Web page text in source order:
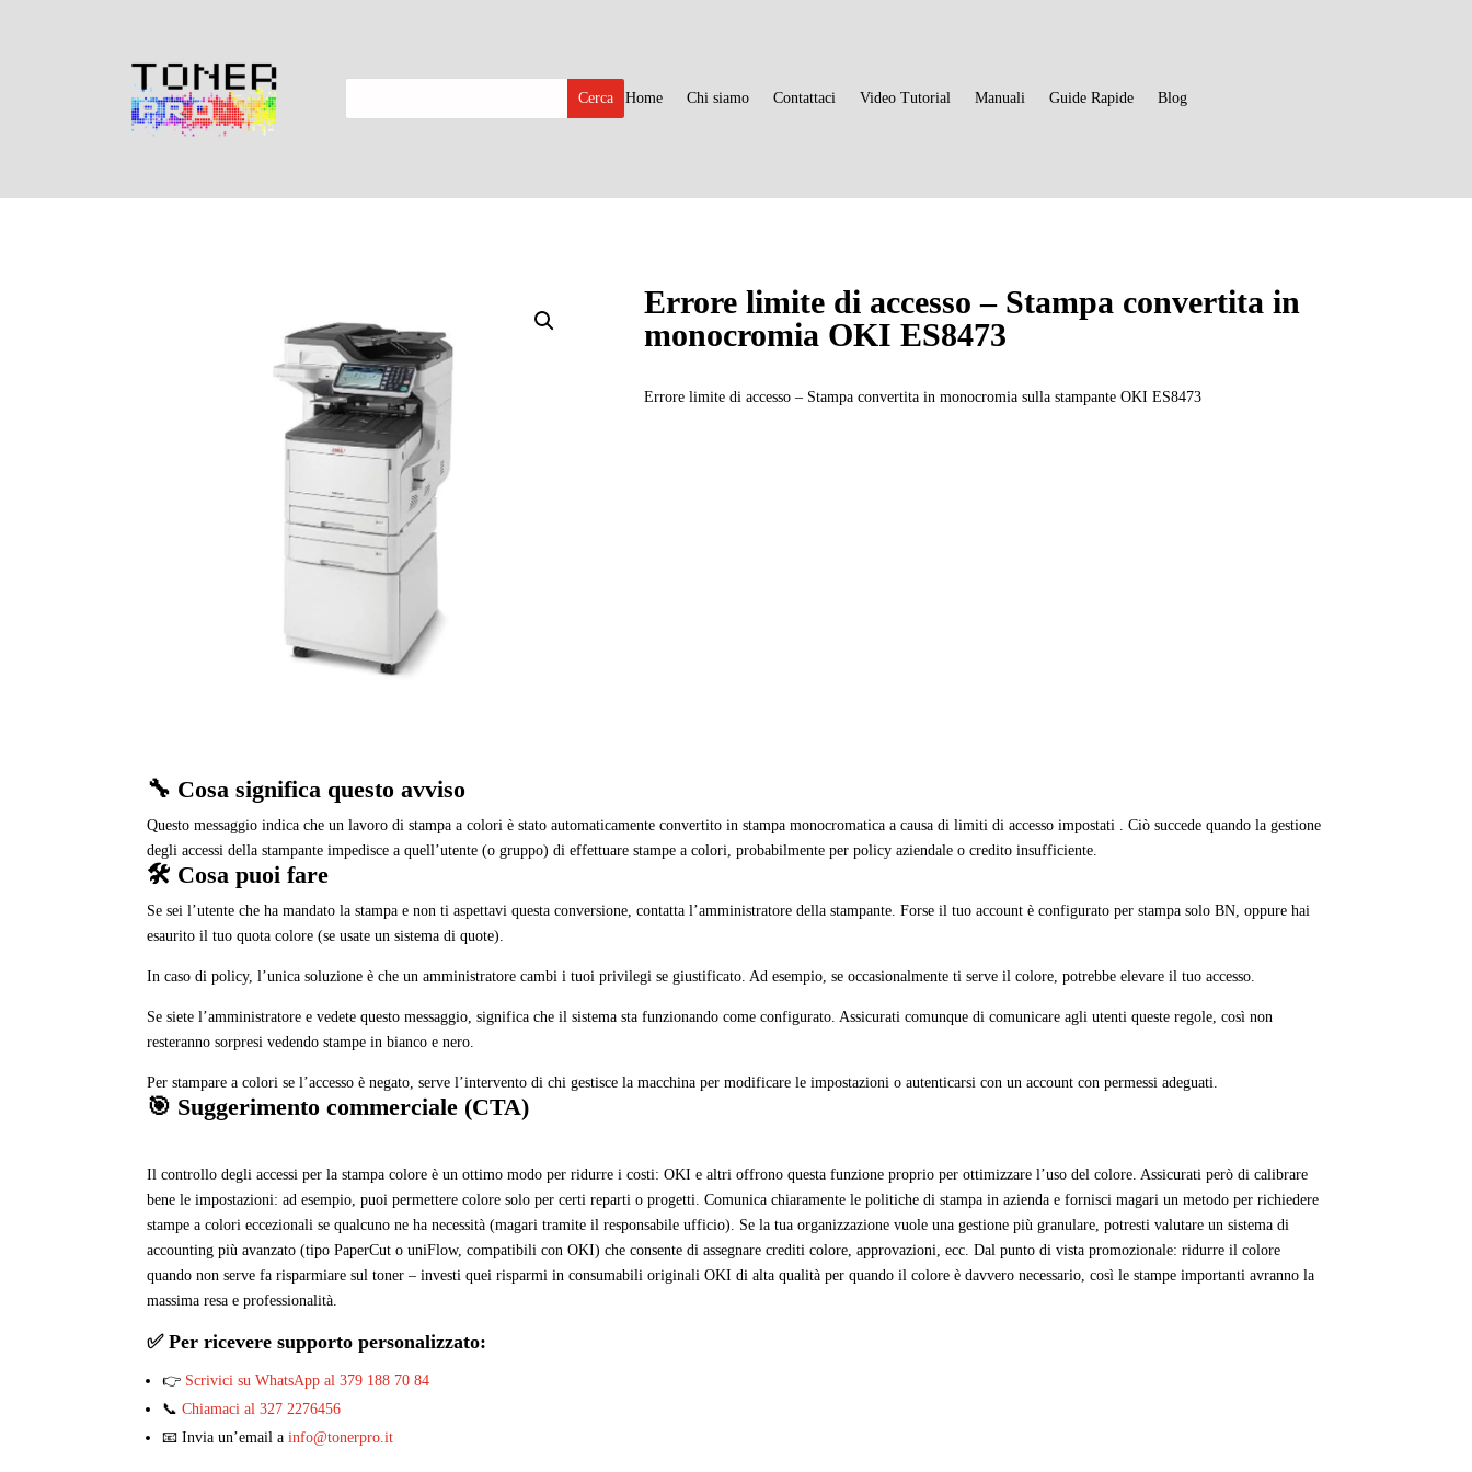
Home Chi siamo Contattaci Video Tutorial Manuali Guide Rapide Blog
Errore limite di accesso – Stampa convertita in
monocromia OKI ES8473
Errore limite di accesso – Stampa convertita in monocromia sulla stampante OKI ES8473
🔧 Cosa significa questo avviso
Questo messaggio indica che un lavoro di stampa a colori è stato automaticamente convertito in stampa monocromatica a causa di limiti di accesso impostati . Ciò succede quando la gestione
degli accessi della stampante impedisce a quell’utente (o gruppo) di effettuare stampe a colori, probabilmente per policy aziendale o credito insufficiente.
🛠️ Cosa puoi fare
Se sei l’utente che ha mandato la stampa e non ti aspettavi questa conversione, contatta l’amministratore della stampante. Forse il tuo account è configurato per stampa solo BN, oppure hai
esaurito il tuo quota colore (se usate un sistema di quote).
In caso di policy, l’unica soluzione è che un amministratore cambi i tuoi privilegi se giustificato. Ad esempio, se occasionalmente ti serve il colore, potrebbe elevare il tuo accesso.
Se siete l’amministratore e vedete questo messaggio, significa che il sistema sta funzionando come configurato. Assicurati comunque di comunicare agli utenti queste regole, così non
resteranno sorpresi vedendo stampe in bianco e nero.
Per stampare a colori se l’accesso è negato, serve l’intervento di chi gestisce la macchina per modificare le impostazioni o autenticarsi con un account con permessi adeguati.
🎯 Suggerimento commerciale (CTA)
Il controllo degli accessi per la stampa colore è un ottimo modo per ridurre i costi: OKI e altri offrono questa funzione proprio per ottimizzare l’uso del colore. Assicurati però di calibrare
bene le impostazioni: ad esempio, puoi permettere colore solo per certi reparti o progetti. Comunica chiaramente le politiche di stampa in azienda e fornisci magari un metodo per richiedere
stampe a colori eccezionali se qualcuno ne ha necessità (magari tramite il responsabile ufficio). Se la tua organizzazione vuole una gestione più granulare, potresti valutare un sistema di
accounting più avanzato (tipo PaperCut o uniFlow, compatibili con OKI) che consente di assegnare crediti colore, approvazioni, ecc. Dal punto di vista promozionale: ridurre il colore
quando non serve fa risparmiare sul toner – investi quei risparmi in consumabili originali OKI di alta qualità per quando il colore è davvero necessario, così le stampe importanti avranno la
massima resa e professionalità.
✅ Per ricevere supporto personalizzato:
👉 Scrivici su WhatsApp al 379 188 70 84
📞Chiamaci al 327 2276456
📧 Invia un’email ainfo@tonerpro.it